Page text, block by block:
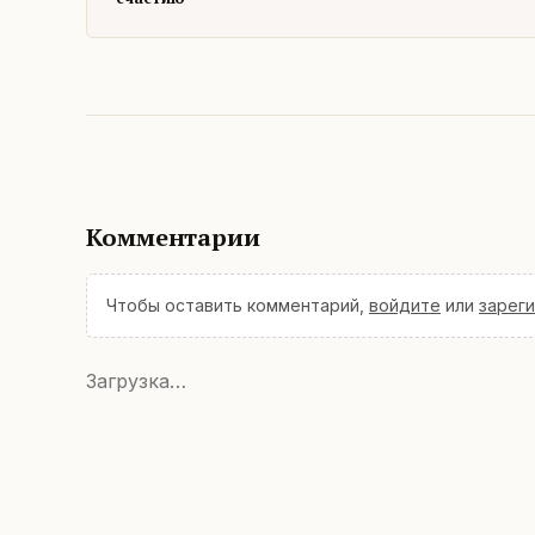
Комментарии
Чтобы оставить комментарий, войдите или
Загрузка…